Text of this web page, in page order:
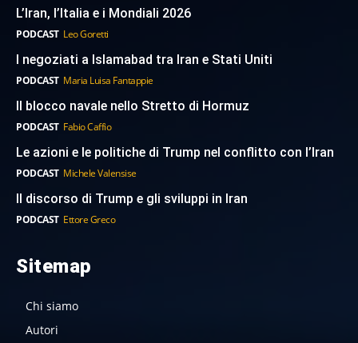
L’Iran, l’Italia e i Mondiali 2026
PODCAST Leo Goretti
I negoziati a Islamabad tra Iran e Stati Uniti
PODCAST Maria Luisa Fantappie
Il blocco navale nello Stretto di Hormuz
PODCAST Fabio Caffio
Le azioni e le politiche di Trump nel conflitto con l’Iran
PODCAST Michele Valensise
Il discorso di Trump e gli sviluppi in Iran
PODCAST Ettore Greco
Sitemap
Chi siamo
Autori